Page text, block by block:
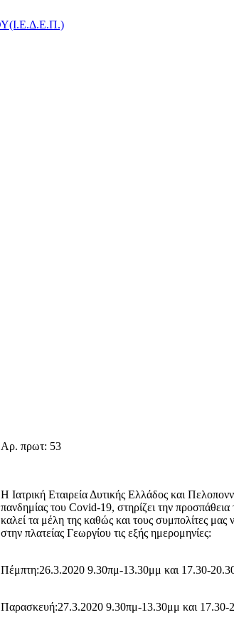
Αρ. πρωτ: 53
Η Ιατρική Εταιρεία Δυτικής Ελλάδος και
πανδημίας του Covid-19, στηρίζει την προσπάθεια
καλεί τα μέλη της καθώς και τους συμπολίτες
στην πλατείας Γεωργίου τις εξής ημερομηνίες:
Πέμπτη:26.3.2020 9.30πμ-13.30μμ και 17.30-
Παρασκευή:27.3.2020 9.30πμ-13.30μμ και 17.30-